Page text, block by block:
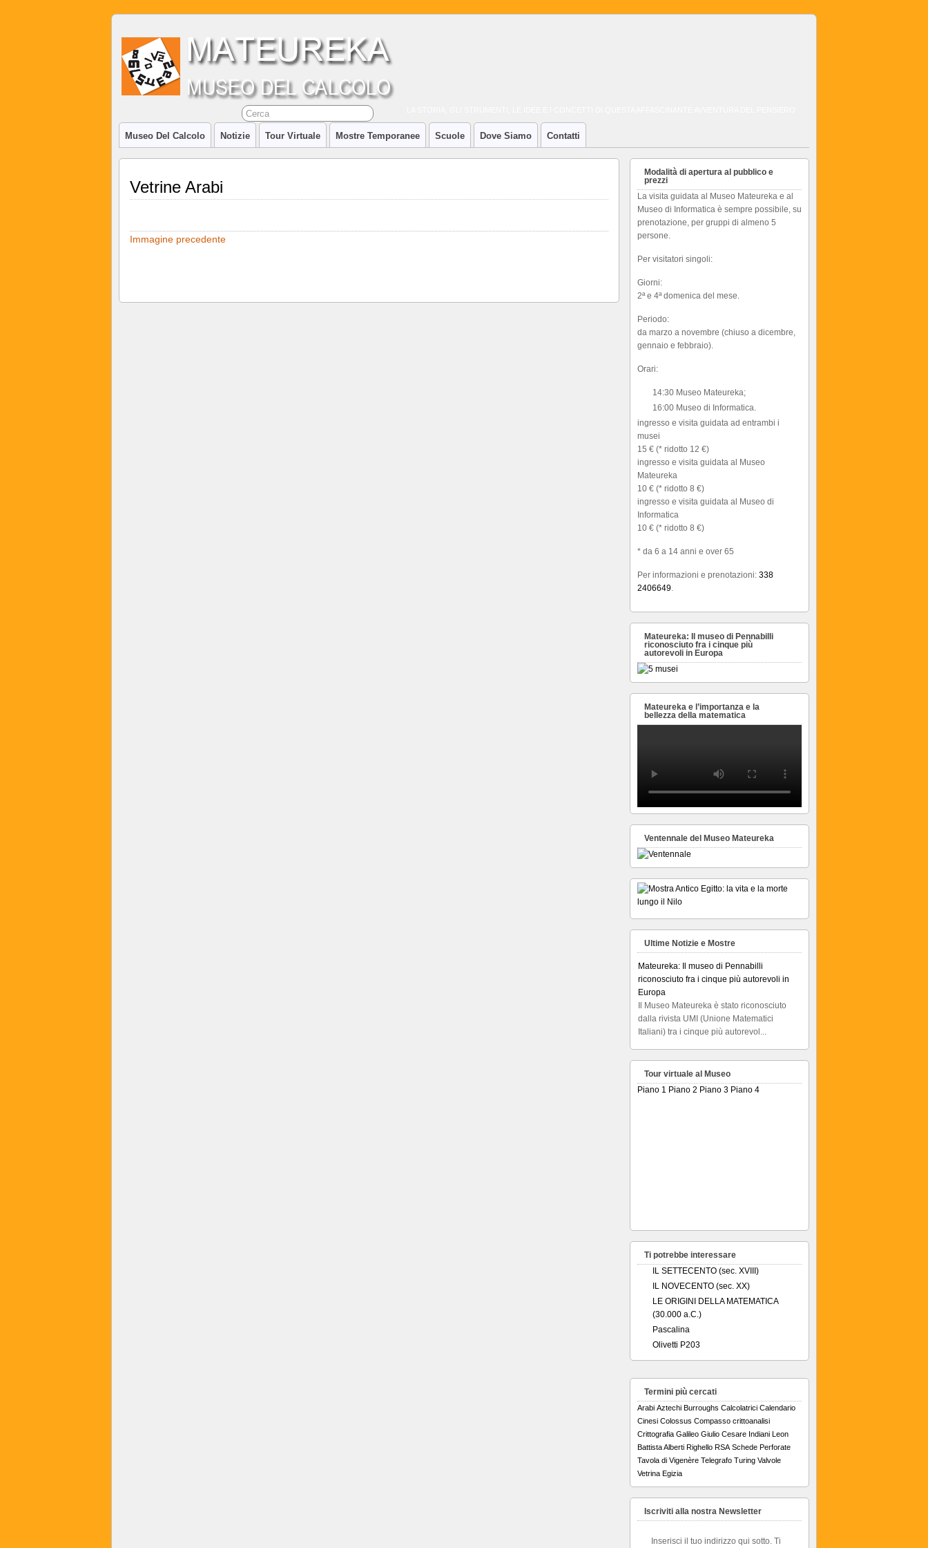
Museo Del Calcolo Notizie Tour Virtuale Mostre Temporanee Scuole Dove Siamo Contatti
Vetrine Arabi
Immagine precedente
Modalità di apertura al pubblico e
prezzi
La visita guidata al Museo Mateureka e al
Museo di Informatica è sempre possibile, su
prenotazione, per gruppi di almeno 5
persone.
Per visitatori singoli:
Giorni:
2ª e 4ª domenica del mese.
Periodo:
da marzo a novembre (chiuso a dicembre,
gennaio e febbraio).
Orari:
14:30 Museo Mateureka;
16:00 Museo di Informatica.
ingresso e visita guidata ad entrambi i
musei
15 € (* ridotto 12 €)
ingresso e visita guidata al Museo
Mateureka
10 € (* ridotto 8 €)
ingresso e visita guidata al Museo di
Informatica
10 € (* ridotto 8 €)
* da 6 a 14 anni e over 65
Per informazioni e prenotazioni: 338
2406649.
Mateureka: Il museo di Pennabilli
riconosciuto fra i cinque più
autorevoli in Europa
Mateureka e l’importanza e la
bellezza della matematica
Ventennale del Museo Mateureka
Ultime Notizie e Mostre
Mateureka: Il museo di Pennabilli
riconosciuto fra i cinque più autorevoli in
Europa
Il Museo Mateureka è stato riconosciuto
dalla rivista UMI (Unione Matematici
Italiani) tra i cinque più autorevol...
Articolo RiminiIn...
Tour virtuale al Museo
Piano 1 Piano 2 Piano 3 Piano 4
Ti potrebbe interessare
IL SETTECENTO (sec. XVIII)
IL NOVECENTO (sec. XX)
LE ORIGINI DELLA MATEMATICA
(30.000 a.C.)
Pascalina
Olivetti P203
Termini più cercati
Arabi Aztechi Burroughs Calcolatrici Calendario
Cinesi Colossus Compasso crittoanalisi
Crittografia Galileo Giulio Cesare Indiani Leon
Battista Alberti Righello RSA Schede Perforate
Tavola di Vigenère Telegrafo Turing Valvole
Vetrina Egizia
Iscriviti alla nostra Newsletter
Inserisci il tuo indirizzo qui sotto. Ti